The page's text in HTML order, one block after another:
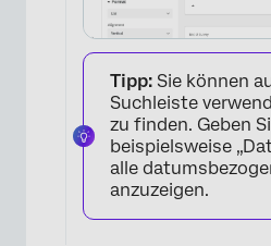
Tipp: Sie können
Suchleiste
zu finden. Geben
beispielsweise
alle
anzuzeigen.